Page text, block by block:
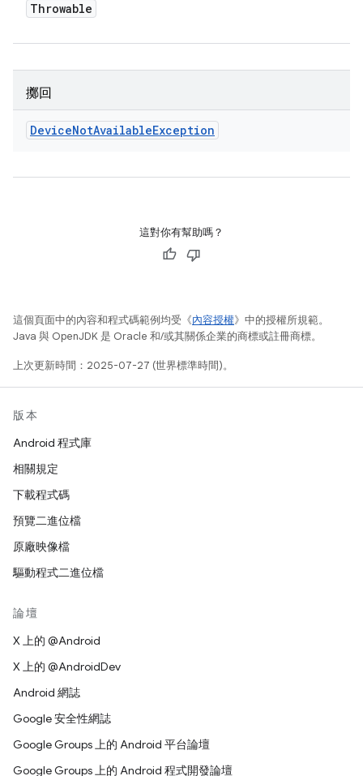
Throwable
擲回
DeviceNotAvailableException
這對你有幫助嗎？
這個頁面中的內容和程式碼範例均受《內容授權》中的授權所規範。
Java 與 OpenJDK 是 Oracle 和/或其關係企業的商標或註冊商標。
上次更新時間：2025-07-27 (世界標準時間)。
版本
Android 程式庫
相關規定
下載程式碼
預覽二進位檔
原廠映像檔
驅動程式二進位檔
論壇
X 上的 @Android
X 上的 @AndroidDev
Android 網誌
Google 安全性網誌
Google Groups 上的 Android 平台論壇
Google Groups 上的 Android 程式開發論壇